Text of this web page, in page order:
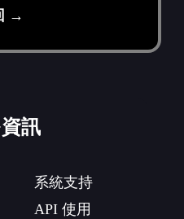
→
訊
系統支持
API 使用